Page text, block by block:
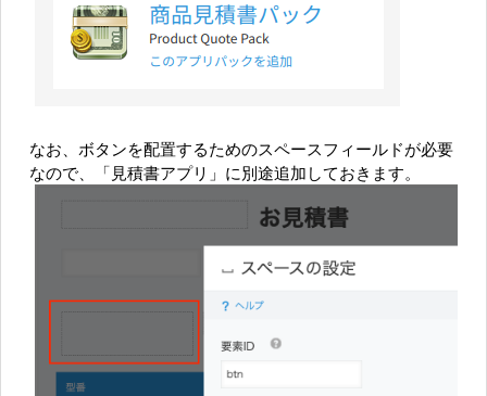
なお、ボタンを配置するためのスペースフィールドが必要
なので、「見積書アプリ」に別途追加しておきます。